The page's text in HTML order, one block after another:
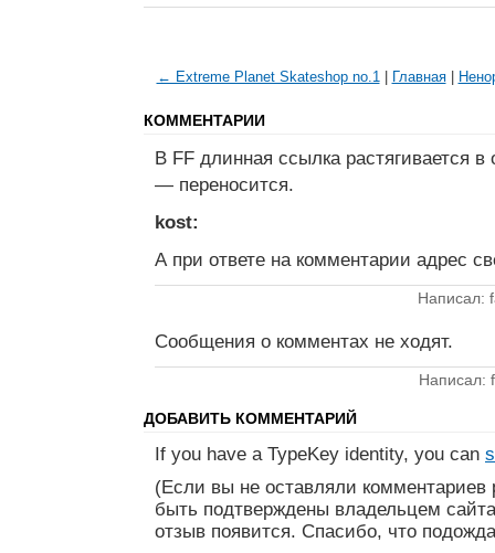
← Extreme Planet Skateshop no.1| Главная|
КОММЕНТАРИИ
В FF длинная ссылка растягивается в
— переносится.
kost:
А при ответе на комментарии адрес
Написал:
Сообщения о комментах не ходят.
Написал:
ДОБАВИТЬ КОММЕНТАРИЙ
If you have a TypeKey identity, you can
(Если вы не оставляли
быть подтверждены владельцем
отзыв появится. Спасибо, что